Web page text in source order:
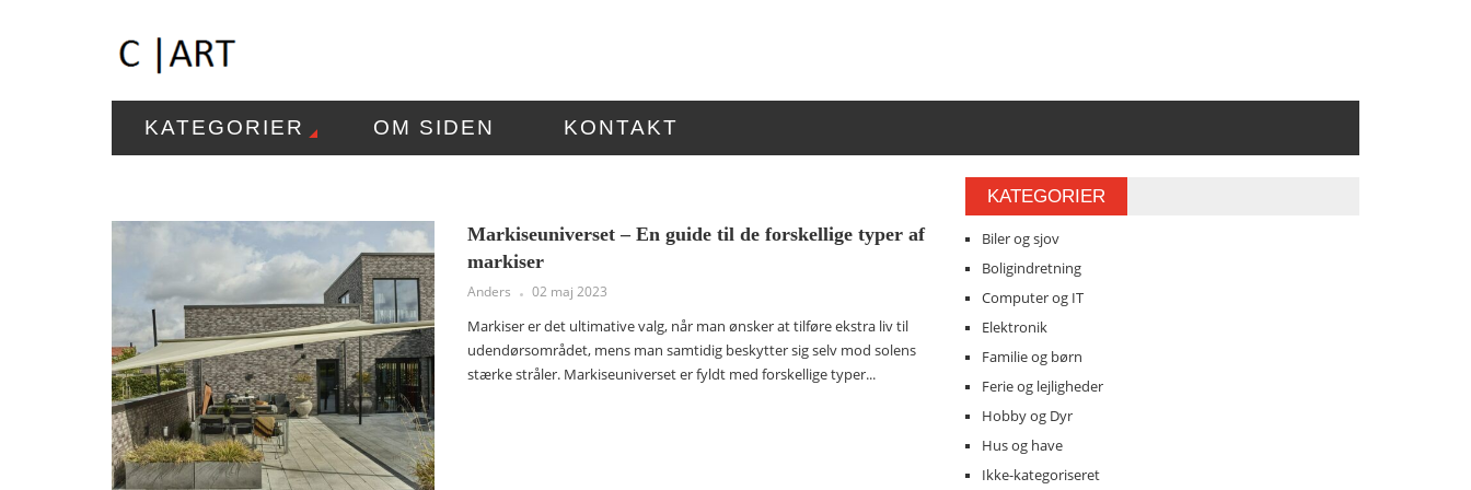
KATEGORIER OM SIDEN KONTAKT
Markiseuniverset – En guide til de forskellige typer af
markiser
Anders 02 maj 2023
Markiser er det ultimative valg, når man ønsker at tilføre ekstra liv til
udendørsområdet, mens man samtidig beskytter sig selv mod solens
stærke stråler. Markiseuniverset er fyldt med forskellige typer...
KATEGORIER
Biler og sjov
Boligindretning
Computer og IT
Elektronik
Familie og børn
Ferie og lejligheder
Hobby og Dyr
Hus og have
Ikke-kategoriseret